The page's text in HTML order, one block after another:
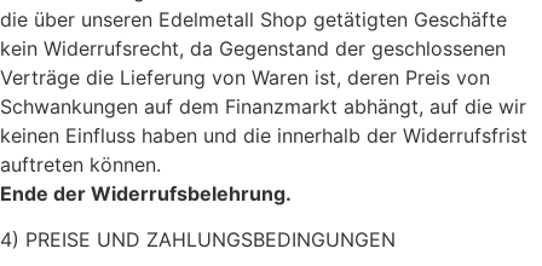
die über unseren Edelmetall Shop getätigten Geschäfte
kein Widerrufsrecht, da Gegenstand der geschlossenen
Verträge die Lieferung von Waren ist, deren Preis von
Schwankungen auf dem Finanzmarkt abhängt, auf die wir
keinen Einfluss haben und die innerhalb der Widerrufsfrist
auftreten können.
Ende der Widerrufsbelehrung.
4) PREISE UND ZAHLUNGSBEDINGUNGEN